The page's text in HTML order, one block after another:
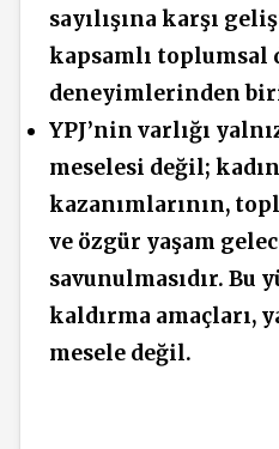
sayılışına karşı
kapsamlı toplumsal
deneyimlerinden
YPJ’nin varlığı
meselesi değil;
kazanımlarının,
ve özgür yaşam
savunulmasıdır. Bu
kaldırma amaçları,
mesele değil.